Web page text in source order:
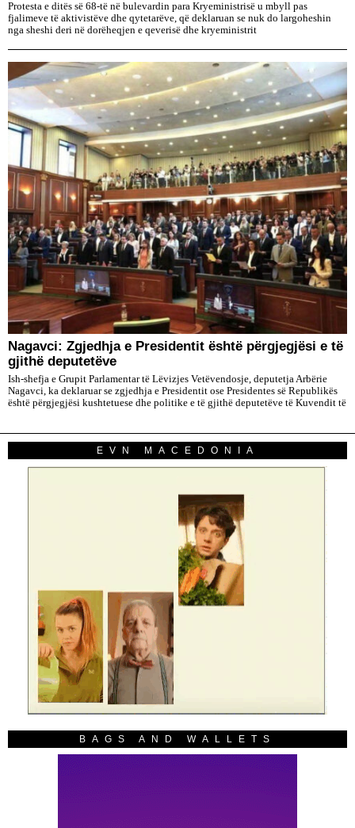
Protesta e ditës së 68-të në bulevardin para Kryeministrisë u mbyll pas
fjalimeve të aktivistëve dhe qytetarëve, që deklaruan se nuk do largoheshin
nga sheshi deri në dorëheqjen e qeverisë dhe kryeministrit
Nagavci: Zgjedhja e Presidentit është përgjegjësi e të
gjithë deputetëve
Ish-shefja e Grupit Parlamentar të Lëvizjes Vetëvendosje, deputetja Arbërie
Nagavci, ka deklaruar se zgjedhja e Presidentit ose Presidentes së Republikës
është përgjegjësi kushtetuese dhe politike e të gjithë deputetëve të Kuvendit të
EVN MACEDONIA
BAGS AND WALLETS